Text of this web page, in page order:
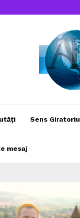
Sens Giratoriu
mesaj